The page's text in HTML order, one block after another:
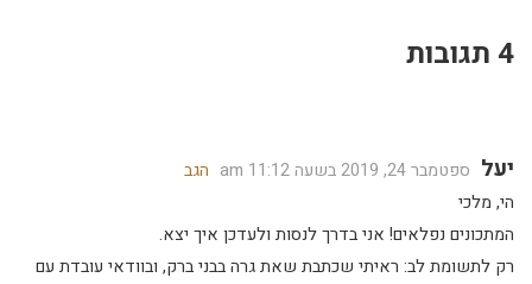
4 תגובות
יעל ספטמבר 24, 2019 בשעה 11:12 am
הגב
הי, מלכי
המתכונים נפלאים! אני בדרך לנסות ולעדכן איך יצא.
רק לתשומת לב: ראיתי שכתבת שאת גרה בבני ברק, ובוודאי עובדת עם